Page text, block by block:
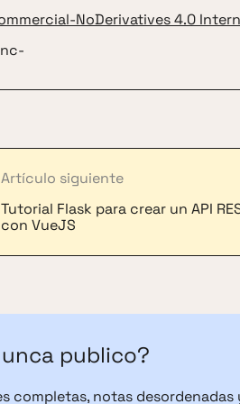
NoDerivatives 4.0
Artículo siguiente
Tutorial Flask para crear un API
con VueJS
publico?
completas, notas desordenadas